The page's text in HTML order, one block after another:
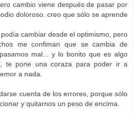
cambio viene después de pasar por
doloroso. creo que sólo se aprende
cambiar desde el optimismo, pero
me confiman que se cambia de
mal... y lo bonito que es algo
te pone una coraza para poder ir a
a nada.
cuenta de los errores, porque sólo
y quitarnos un peso de encima.